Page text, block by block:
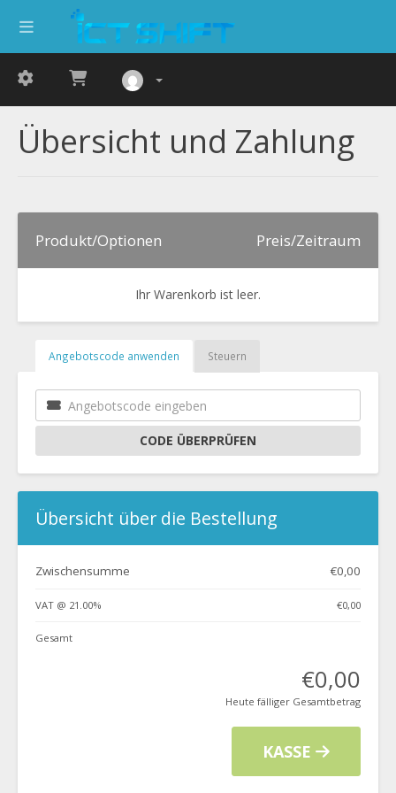
Übersicht und Zahlung
Produkt/Optionen Preis/Zeitraum
Ihr Warenkorb ist leer.
Angebotscode anwenden Steuern
CODE ÜBERPRÜFEN
Übersicht über die Bestellung
Zwischensumme €0,00
VAT @ 21.00% €0,00
Gesamt
€0,00
Heute fälliger Gesamtbetrag
KASSE